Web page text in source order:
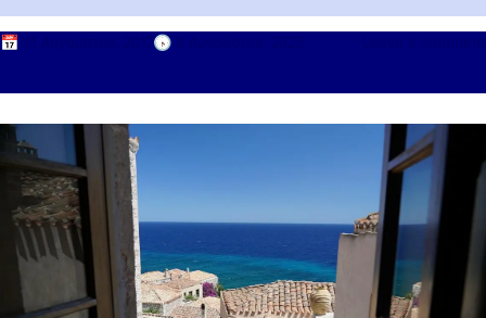
📅 🕟